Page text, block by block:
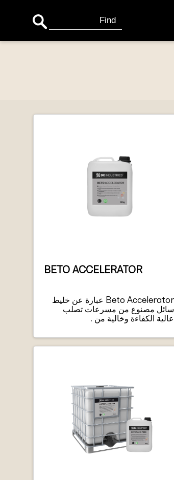
Search
for:
BETO ACCELERATOR
Beto Accelerator عبارة عن خليط
سائل مصنوع من مسرعات تصلب
عالية الكفاءة وخالية من .